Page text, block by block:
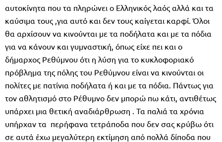
αυτοκίνητα που τα πληρώνει ο Ελληνικός λαός αλλά και τα
καύσιμα τους ,για αυτό και δεν τους καίγεται καρφί. Όλοι
θα αρχίσουν να κινούνται με τα ποδήλατα και με τα πόδια
για να κάνουν και γυμναστική, όπως είχε πει και ο
δήμαρχος Ρεθύμνου ότι η λύση για το κυκλοφοριακό
πρόβλημα της πόλης του Ρεθύμνου είναι να κινούνται οι
πολίτες με πατίνια ποδήλατα ή και με τα πόδια. Πάντως για
τον αθλητισμό στο Ρέθυμνο δεν μπορώ πω κάτι, αντιθέτως
υπάρχει μια θετική αναδιάρθρωση . Τα παλιά τα χρόνια
υπήρχαν τα περήφανα τετράποδα που δεν σας κρύβω ότι
σε αυτά έχω μεγαλύτερη εκτίμηση από πολλά δίποδα που